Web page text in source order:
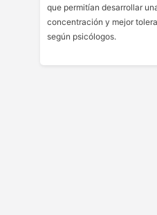
que permitían desarrollar
concentración y mejor
según psicólogos.